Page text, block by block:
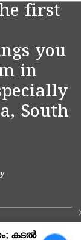
first
you
in
South